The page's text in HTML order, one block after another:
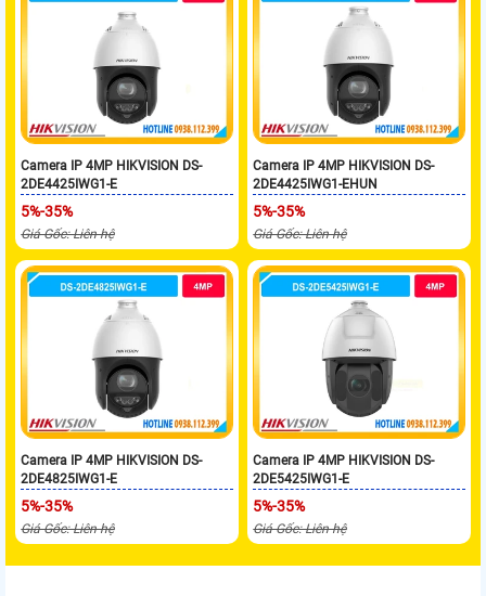
Camera IP 4MP HIKVISION DS-
2DE4425IWG1-E
5%-35%
Giá Gốc: Liên hệ
Camera IP 4MP HIKVISION DS-
2DE4425IWG1-EHUN
5%-35%
Giá Gốc: Liên hệ
Camera IP 4MP HIKVISION DS-
2DE4825IWG1-E
5%-35%
Giá Gốc: Liên hệ
Camera IP 4MP HIKVISION DS-
2DE5425IWG1-E
5%-35%
Giá Gốc: Liên hệ